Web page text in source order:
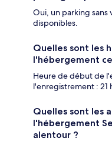
Oui, un parking
disponibles.
Quelles sont les
l'hébergement
Heure de début de
l'enregistrement : 21
Quelles sont les
l'hébergement
alentour ?